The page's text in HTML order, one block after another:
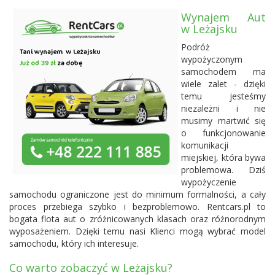
Wynajem Aut
w Leżajsku
Podróż
wypożyczonym
samochodem ma
wiele zalet - dzięki
temu jesteśmy
niezależni i nie
musimy martwić się
o funkcjonowanie
komunikacji
miejskiej, która bywa
problemowa. Dziś
wypożyczenie
samochodu ograniczone jest do minimum formalności, a cały
proces przebiega szybko i bezproblemowo. Rentcars.pl to
bogata flota aut o zróżnicowanych klasach oraz różnorodnym
wyposażeniem. Dzięki temu nasi Klienci mogą wybrać model
samochodu, który ich interesuje.
Co warto zobaczyć w Leżajsku?